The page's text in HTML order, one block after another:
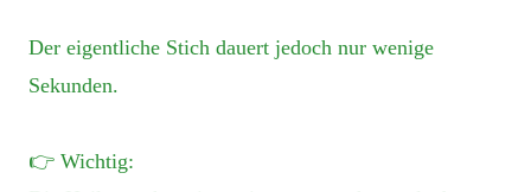
Der eigentliche Stich dauert jedoch nur wenige
Sekunden.
👉 Wichtig: